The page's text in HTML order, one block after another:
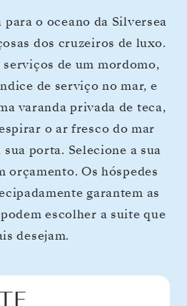
o oceano da Silversea
dos cruzeiros de luxo.
de um mordomo,
de serviço no mar, e
varanda privada de teca,
o ar fresco do mar
porta. Selecione a sua
orçamento. Os hóspedes
garantem as
escolher a suite que
desejam.